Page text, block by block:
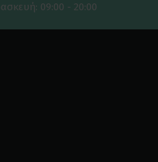
09:00 - 20:00